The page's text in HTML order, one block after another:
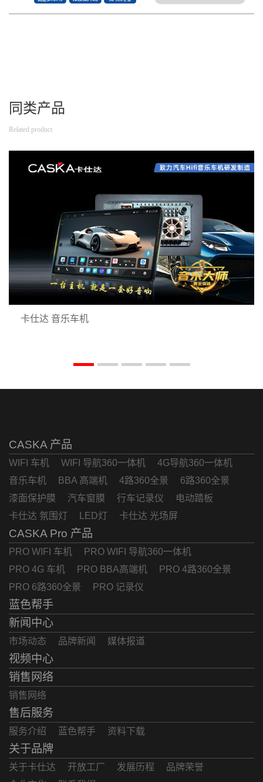
同类产品
Related product
卡仕达 音乐车机
CASKA 产品
WIFI 车机 WIFI 导航360一体机
4G导航360一体机
音乐车机
BBA 高端机 4路360全景
6路360全景
漆面保护膜
汽车窗膜 行车记录仪
电动踏板
卡仕达 氛围灯
LED灯 卡仕达 光场屏
CASKA Pro 产品
PRO WIFI 车机
PRO WIFI 导航360一体机
PRO 4G 车机
PRO BBA高端机
PRO 4路360全景
PRO 6路360全景
PRO 记录仪
蓝色帮手
新闻中心
市场动态 品牌新闻 媒体报道
视频中心
销售网络
销售网络
售后服务
服务介绍 蓝色帮手 资料下载
关于品牌
关于卡仕达 开放工厂 发展历程
品牌荣誉